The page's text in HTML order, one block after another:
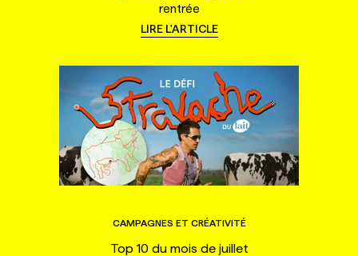
rentrée
LIRE L'ARTICLE
CAMPAGNES ET CRÉATIVITÉ
Top 10 du mois de juillet